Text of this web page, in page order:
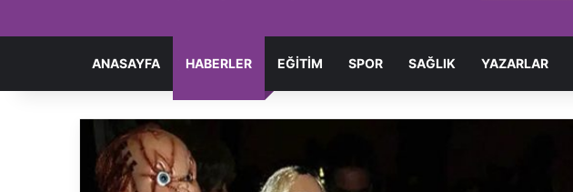
ANASAYFA HABERLER EĞITIM SPOR SAĞLIK YAZARLAR